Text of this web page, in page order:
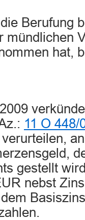
Berufung
mündlichen
hat,
11 O 448/
gestellt
nebst